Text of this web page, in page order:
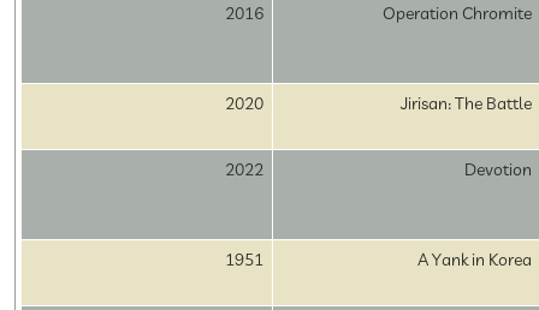
Operation Chromite
2016
Jirisan: The Battle
2020
Devotion
2022
A Yank in Korea
1951